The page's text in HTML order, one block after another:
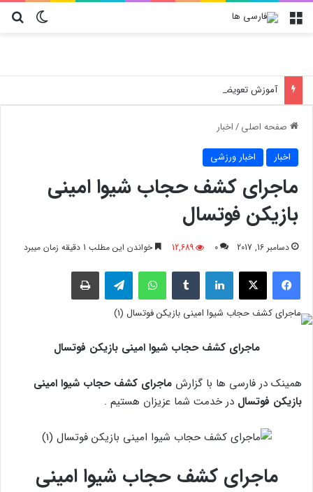
تغییر منو
آموزش تعویض فیلتر کولر گازی جنرال مکس
صفحه اصلی/اخبار
اخبار اخبار ورزشی
ماجرای کشف حجاب شیوا امینی
بازیکن فوتسال
دسامبر 16, 2017 0
12,689 خواندن این مطلب 1 دقیقه زمان میبرد
فیسبوک لینکدین واتس آپ
ماجرای کشف حجاب شیوا امینی بازیکن فوتسال
همینک در فارسی ها با گزارش ماجرای کشف حجاب شیوا امینی
بازیکن فوتسال در خدمت شما عزیزان هستیم .
ماجرای کشف حجاب شیوا امینی